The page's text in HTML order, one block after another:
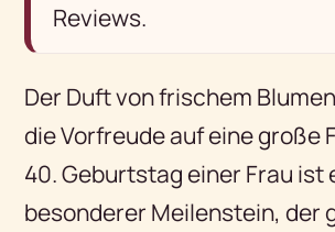
Reviews.
Der Duft von frischem
die Vorfreude auf eine große
40. Geburtstag einer Frau ist
besonderer Meilenstein, der